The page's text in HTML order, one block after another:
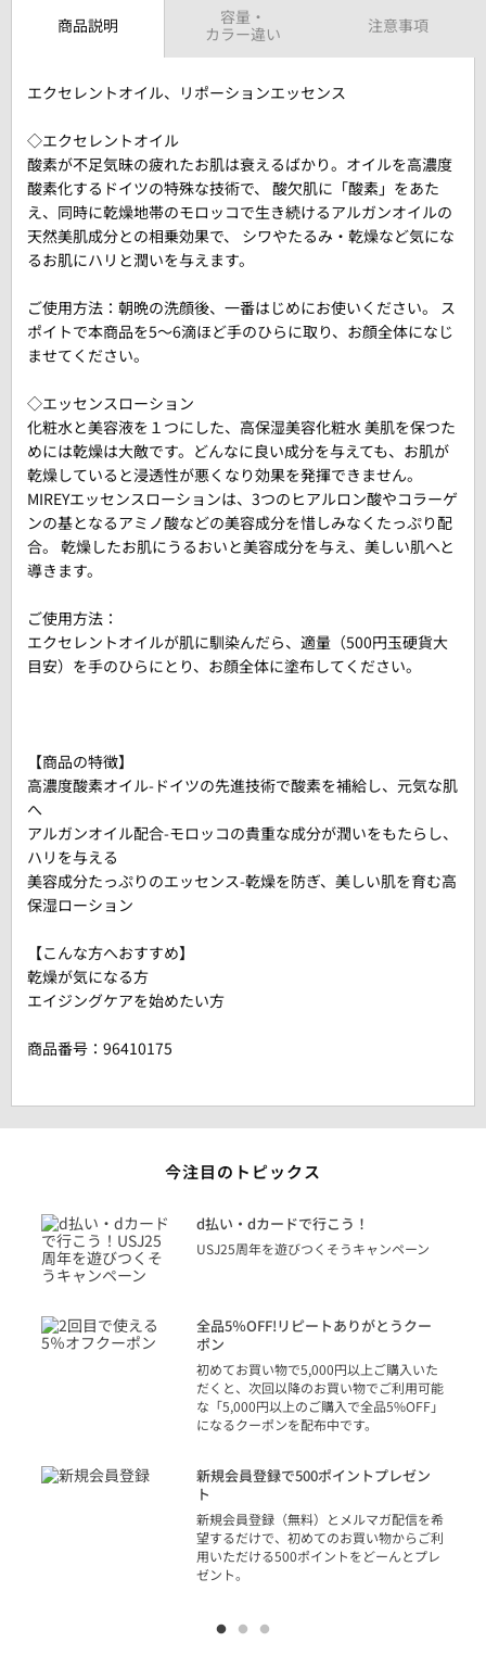
商品説明
容量・
カラー違い
注意事項
エクセレントオイル、リポーションエッセンス
◇エクセレントオイル
酸素が不足気昧の疲れたお肌は衰えるばかり。オイルを高濃度
酸素化するドイツの特殊な技術で、 酸欠肌に「酸素」をあた
え、同時に乾燥地帯のモロッコで生き続けるアルガンオイルの
天然美肌成分との相乗効果で、 シワやたるみ・乾燥など気にな
るお肌にハリと潤いを与えます。
ご使用方法：朝晩の洗顔後、一番はじめにお使いください。 ス
ポイトで本商品を5～6滴ほど手のひらに取り、お顔全体になじ
ませてください。
◇エッセンスローション
化粧水と美容液を１つにした、高保湿美容化粧水 美肌を保つた
めには乾燥は大敵です。どんなに良い成分を与えても、お肌が
乾燥していると浸透性が悪くなり効果を発揮できません。
MIREYエッセンスローションは、3つのヒアルロン酸やコラーゲ
ンの基となるアミノ酸などの美容成分を惜しみなくたっぷり配
合。 乾燥したお肌にうるおいと美容成分を与え、美しい肌へと
導きます。
ご使用方法：
エクセレントオイルが肌に馴染んだら、適量（500円玉硬貨大
目安）を手のひらにとり、お顔全体に塗布してください。
【商品の特徴】
高濃度酸素オイル-ドイツの先進技術で酸素を補給し、元気な肌
へ
アルガンオイル配合-モロッコの貴重な成分が潤いをもたらし、
ハリを与える
美容成分たっぷりのエッセンス-乾燥を防ぎ、美しい肌を育む高
保湿ローション
【こんな方へおすすめ】
乾燥が気になる方
エイジングケアを始めたい方
商品番号： 96410175
今注目のトピックス
d払い・dカードで行こう！
USJ25周年を遊びつくそうキャンペーン
全品5％OFF!リピートありがとうクー
ポン
初めてお買い物で5,000円以上ご購入いた
だくと、次回以降のお買い物でご利用可能
な「5,000円以上のご購入で全品5%OFF」
になるクーポンを配布中です。
新規会員登録で500ポイントプレゼン
ト
新規会員登録（無料）とメルマガ配信を希
望するだけで、初めてのお買い物からご利
用いただける500ポイントをどーんとプレ
ゼント。